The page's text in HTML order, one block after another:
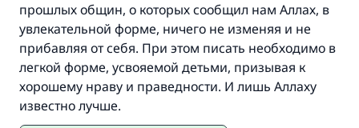
прошлых общин, о которых сообщил нам Аллах, в
увлекательной форме, ничего не изменяя и не
прибавляя от себя. При этом писать необходимо в
легкой форме, усвояемой детьми, призывая к
хорошему нраву и праведности. И лишь Аллаху
известно лучше.